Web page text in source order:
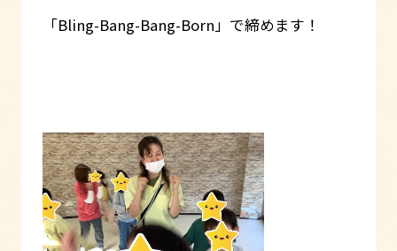
「Bling-Bang-Bang-Born」で締めます！